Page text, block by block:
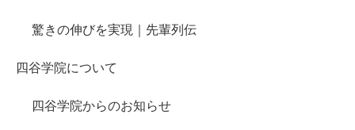
驚きの伸びを実現｜先輩列伝
四谷学院について
四谷学院からのお知らせ